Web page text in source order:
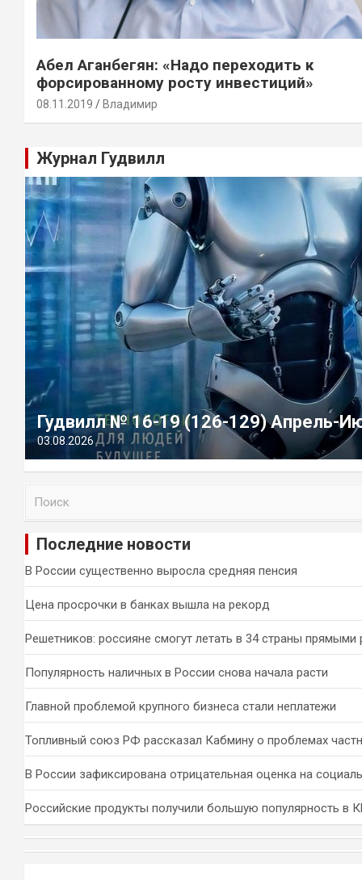
Абел Аганбегян: «Надо переходить к
форсированному росту инвестиций»
08.11.2019 Владимир
Журнал Гудвилл
Гудвилл № 16-19 (126-129) Апрель-
03.08.2026
и
Последние новости
В России существенно выросла средняя пенсия
Цена просрочки в банках вышла на рекорд
Решетников: россияне смогут летать в 34 страны прямыми
Популярность наличных в России снова начала расти
Главной проблемой крупного бизнеса стали неплатежи
Топливный союз РФ рассказал Кабмину о проблемах
В России зафиксирована отрицательная оценка на
Российские продукты получили большую популярность в